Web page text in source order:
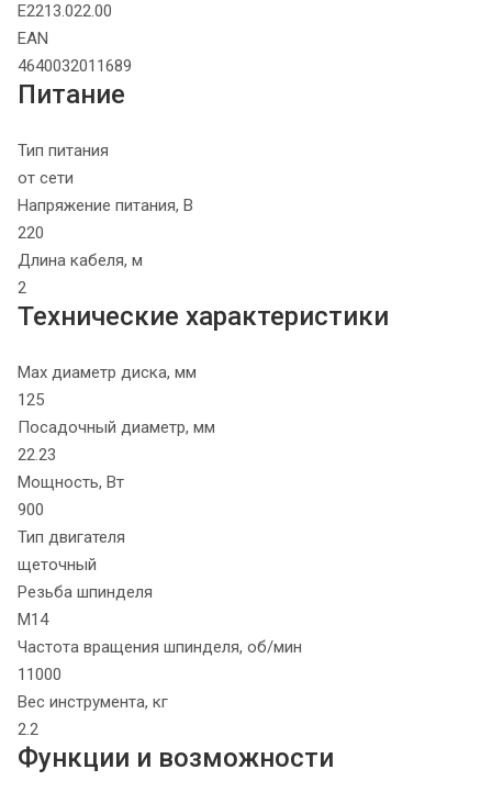
E2213.022.00
EAN
4640032011689
Питание
Тип питания
от сети
Напряжение питания, В
220
Длина кабеля, м
2
Технические характеристики
Max диаметр диска, мм
125
Посадочный диаметр, мм
22.23
Мощность, Вт
900
Тип двигателя
щеточный
Резьба шпинделя
М14
Частота вращения шпинделя, об/мин
11000
Вес инструмента, кг
2.2
Функции и возможности